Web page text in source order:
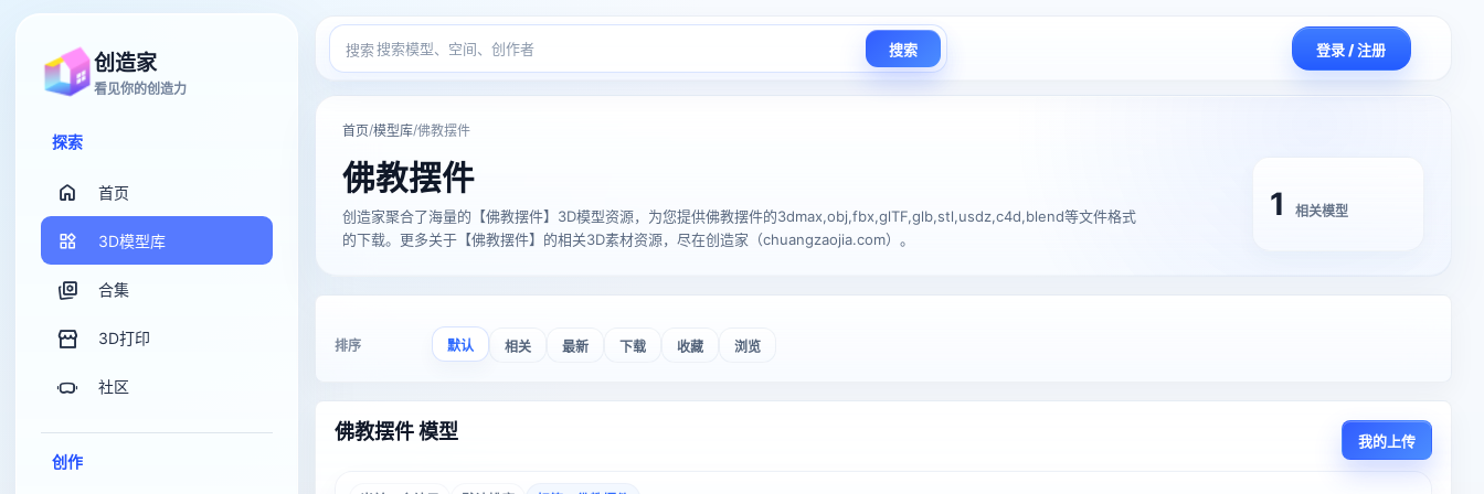
创造家
看见你的创造力
探索
首页
3D模型库
合集
3D打印
社区
创作
搜索 搜索 登录 / 注册
首页/模型库/佛教摆件
佛教摆件
创造家聚合了海量的【佛教摆件】3D模型资源，为您提供佛教摆件的3dmax,obj,fbx,glTF,glb,stl,usdz,c4d,blend等文件格式
的下载。更多关于【佛教摆件】的相关3D素材资源，尽在创造家（chuangzaojia.com）。
1 相关模型
排序 默认 相关 最新 下载 收藏 浏览
佛教摆件 模型 我的上传